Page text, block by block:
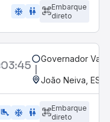
ac_unit wc
Embarque
direto
03:45 Governador
João Neiva, ES
airline_seat_legroom_extra ac_unit WC
Embarque
direto